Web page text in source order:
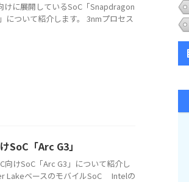
に展開しているSoC「Snapdragon
について紹介します。 3nmプロセス
SoC「Arc G3」
けSoC「Arc G3」について紹介し
LakeベースのモバイルSoC Intelの